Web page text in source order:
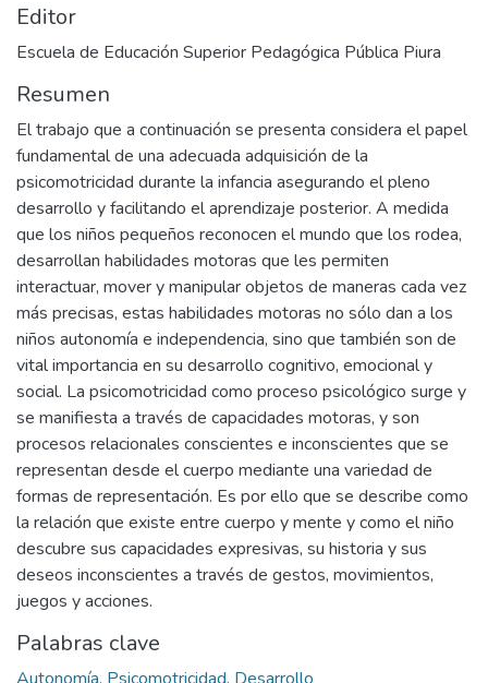
Editor
Escuela de Educación Superior Pedagógica Pública Piura
Resumen
El trabajo que a continuación se presenta considera el papel
fundamental de una adecuada adquisición de la
psicomotricidad durante la infancia asegurando el pleno
desarrollo y facilitando el aprendizaje posterior. A medida
que los niños pequeños reconocen el mundo que los rodea,
desarrollan habilidades motoras que les permiten
interactuar, mover y manipular objetos de maneras cada vez
más precisas, estas habilidades motoras no sólo dan a los
niños autonomía e independencia, sino que también son de
vital importancia en su desarrollo cognitivo, emocional y
social. La psicomotricidad como proceso psicológico surge y
se manifiesta a través de capacidades motoras, y son
procesos relacionales conscientes e inconscientes que se
representan desde el cuerpo mediante una variedad de
formas de representación. Es por ello que se describe como
la relación que existe entre cuerpo y mente y como el niño
descubre sus capacidades expresivas, su historia y sus
deseos inconscientes a través de gestos, movimientos,
juegos y acciones.
Palabras clave